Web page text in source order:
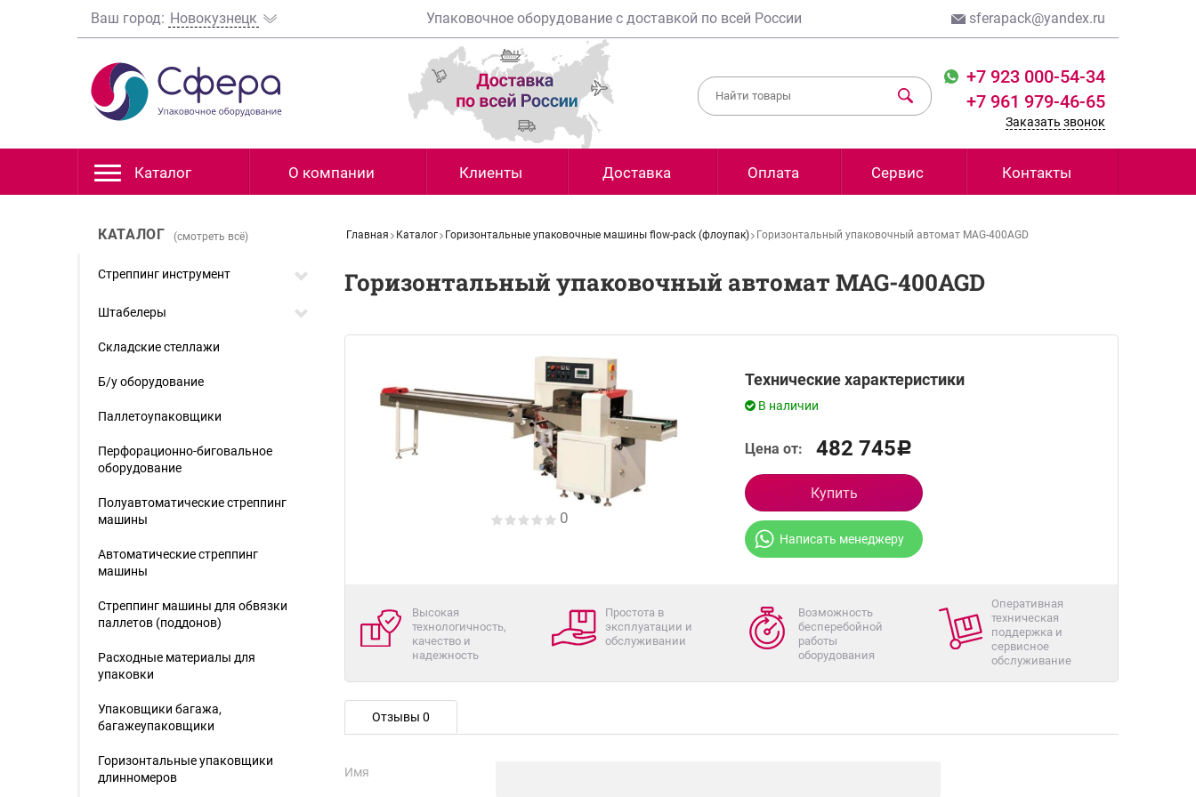
Ваш город: Новокузнецк Упаковочное оборудование с доставкой по всей России sferapack@yandex.ru
+7 923 000-54-34
+7 961 979-46-65
Заказать звонок
Каталог О компании Клиенты Доставка Оплата Сервис Контакты
Главная Каталог Горизонтальные упаковочные машины flow-pack (флоупак) Горизонтальный упаковочный автомат MAG-400AGD
Горизонтальный упаковочный автомат MAG-400AGD
0
Технические характеристики
В наличии
Цена от: 482 745Р
Купить
Написать менеджеру
Высокая
технологичность,
качество и
надежность
Простота в
эксплуатации и
обслуживании
Возможность
бесперебойной
работы
оборудования
Оперативная
техническая
поддержка и
сервисное
обслуживание
Отзывы 0
Имя
КАТАЛОГ (смотреть всё)
Стреппинг инструмент
Штабелеры
Складские стеллажи
Б/у оборудование
Паллетоупаковщики
Перфорационно-биговальное
оборудование
Полуавтоматические стреппинг
машины
Автоматические стреппинг
машины
Стреппинг машины для обвязки
паллетов (поддонов)
Расходные материалы для
упаковки
Упаковщики багажа,
багажеупаковщики
Горизонтальные упаковщики
длинномеров